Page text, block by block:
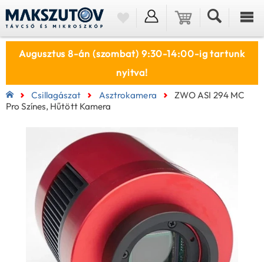
Augusztus 8-án (szombat) 9:30-14:00-ig tartunk
nyitva!
Csillagászat Asztrokamera
ZWO ASI 294 MC
Pro Színes, Hűtött Kamera